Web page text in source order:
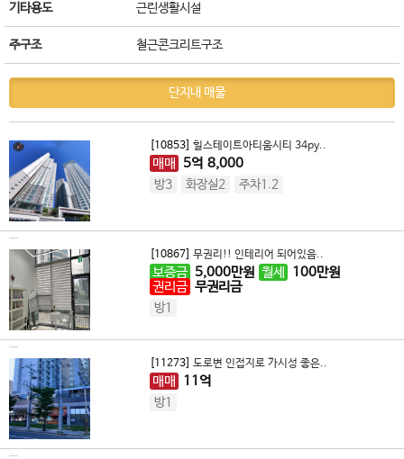
기타용도 근린생활시설
주구조 철근콘크리트구조
단지내 매물
[10853] 힐스테이트아티움시티 34py..
매매 5억 8,000
방3 화장실2 주차1.2
[10867] 무권리!! 인테리어 되어있음..
보증금 5,000만원 월세 100만원
권리금 무권리금
방1
[11273] 도로변 인접지로 가시성 좋은..
매매 11 억
방1